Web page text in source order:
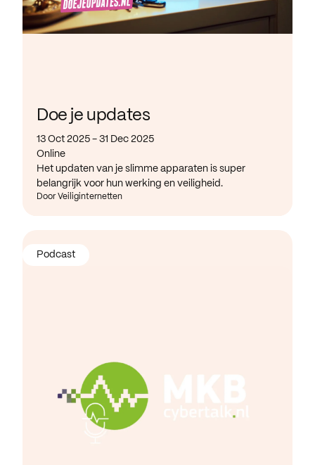
Doe je updates
13 Oct 2025 - 31 Dec 2025
Online
Het updaten van je slimme apparaten is super
belangrijk voor hun werking en veiligheid.
Door Veiliginternetten
Podcast